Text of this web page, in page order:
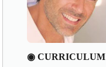
◉ CURRICULUM